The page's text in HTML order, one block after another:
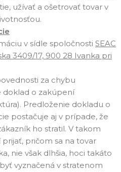
užívať a ošetrovať tovar v
v sídle spoločnosti SEAC
3409/17, 900 28 Ivanka pri
za chybu
doklad o zakúpení
Predloženie dokladu o
postačuje aj v prípade, že
ho stratil. V takom
pričom sa na tovar
nie však dlhšia, hoci takáto
vyznačená v stratenom